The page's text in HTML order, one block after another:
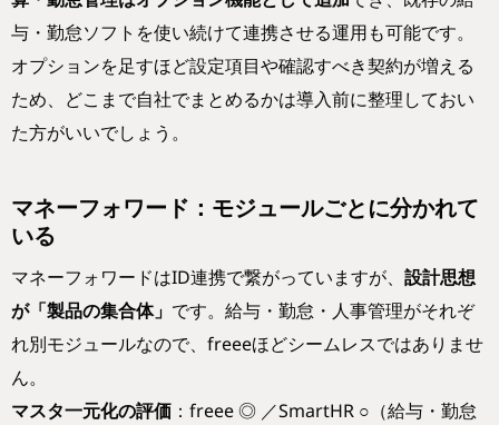
与・勤怠ソフトを使い続けて連携させる運用も可能です。
オプションを足すほど設定項目や確認すべき契約が増える
ため、どこまで自社でまとめるかは導入前に整理しておい
た方がいいでしょう。
マネーフォワード：モジュールごとに分かれて
いる
マネーフォワードはID連携で繋がっていますが、 設計思想
が「製品の集合体」 です。給与・勤怠・人事管理がそれぞ
れ別モジュールなので、freeeほどシームレスではありませ
ん。
マスタ一元化の評価 ：freee ◎ ／SmartHR ○（給与・勤怠